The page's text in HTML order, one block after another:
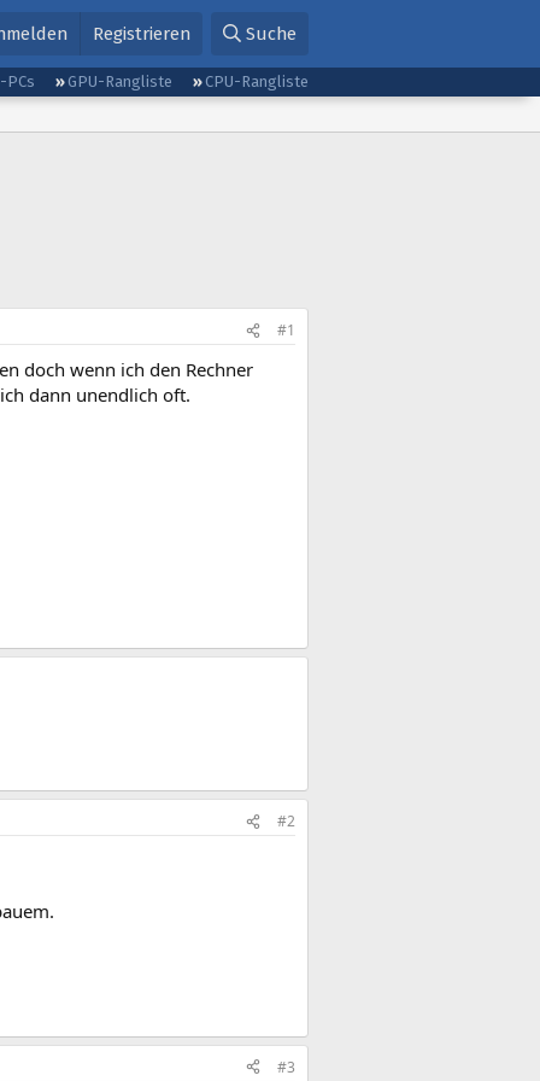
Registrieren Suche
PCs GPU-Rangliste
CPU-Rangliste
#1
doch wenn ich den Rechner
dann unendlich oft.
#2
#3